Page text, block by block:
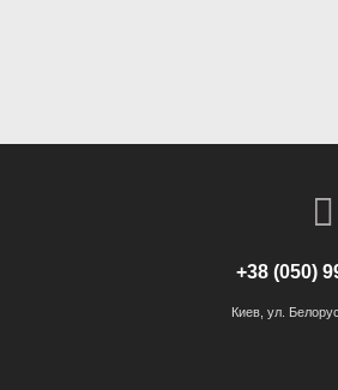
+38 (050)
Киев, ул.